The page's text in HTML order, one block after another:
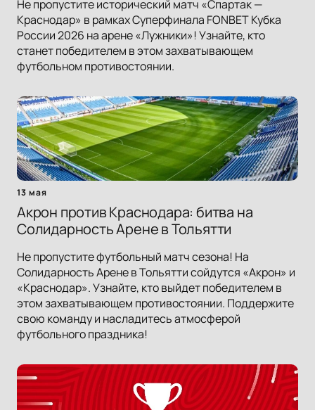
Не пропустите исторический матч «Спартак —
Краснодар» в рамках Суперфинала FONBET Кубка
России 2026 на арене «Лужники»! Узнайте, кто
станет победителем в этом захватывающем
футбольном противостоянии.
13 мая
Акрон против Краснодара: битва на
Солидарность Арене в Тольятти
Не пропустите футбольный матч сезона! На
Солидарность Арене в Тольятти сойдутся «Акрон» и
«Краснодар». Узнайте, кто выйдет победителем в
этом захватывающем противостоянии. Поддержите
свою команду и насладитесь атмосферой
футбольного праздника!